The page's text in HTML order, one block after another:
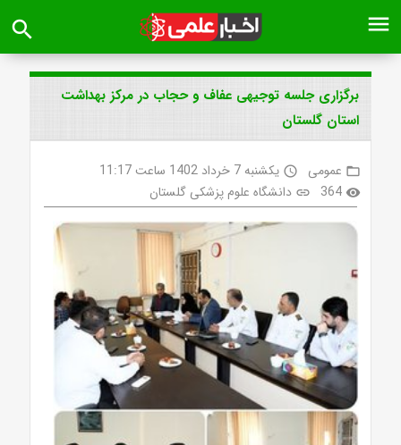
menu
search
برگزاری جلسه توجیهی عفاف و حجاب در مرکز بهداشت
استان گلستان
folder_open عمومی access_time یکشنبه 7 خرداد 1402 ساعت 11:17
visibility
364
link دانشگاه علوم پزشکی گلستان